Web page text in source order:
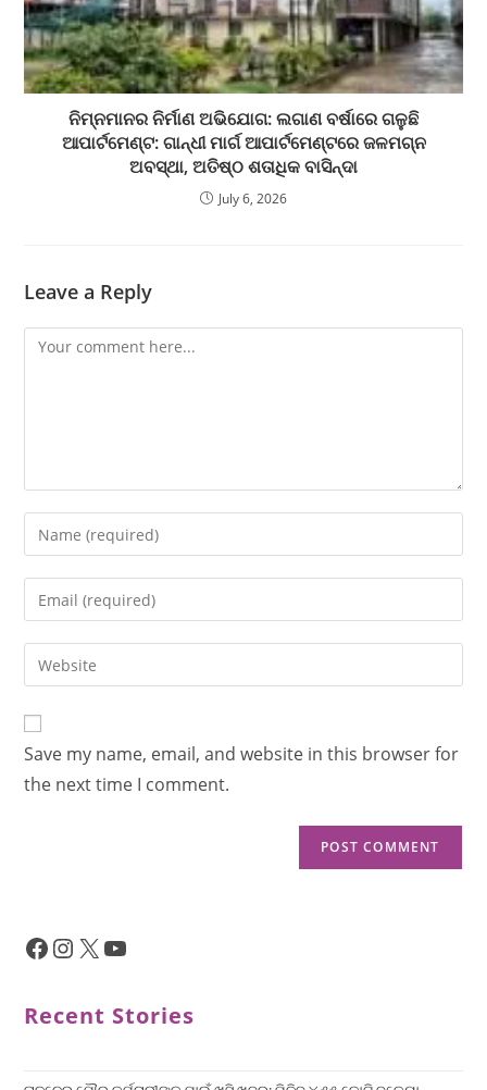
ନିମ୍ନମାନର ନିର୍ମାଣ ଅଭିଯୋଗ: ଲଗାଣ ବର୍ଷାରେ ଗଳୁଛି
ଆପାର୍ଟମେଣ୍ଟ: ଗାନ୍ଧୀ ମାର୍ଗ ଆପାର୍ଟମେଣ୍ଟରେ ଜଳମଗ୍ନ
ଅବସ୍ଥା, ଅତିଷ୍ଠ ଶତାଧିକ ବାସିନ୍ଦା
July 6, 2026
Leave a Reply
Save my name, email, and website in this browser for
the next time I comment.
Recent Stories